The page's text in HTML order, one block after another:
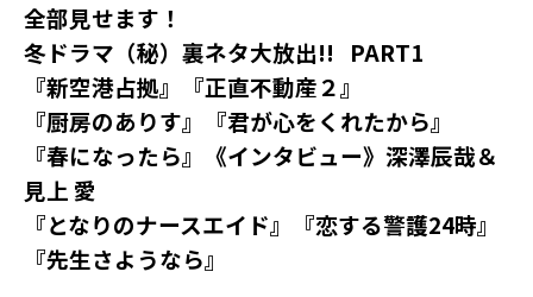
全部見せます！
冬ドラマ（秘）裏ネタ大放出!!
PART1
『新空港占拠』『正直不動産２』
『厨房のありす』『君が心をくれたから』
『春になったら』《インタビュー》深澤辰哉＆
見上 愛
『となりのナースエイド』『恋する警護24時』
『先生さようなら』